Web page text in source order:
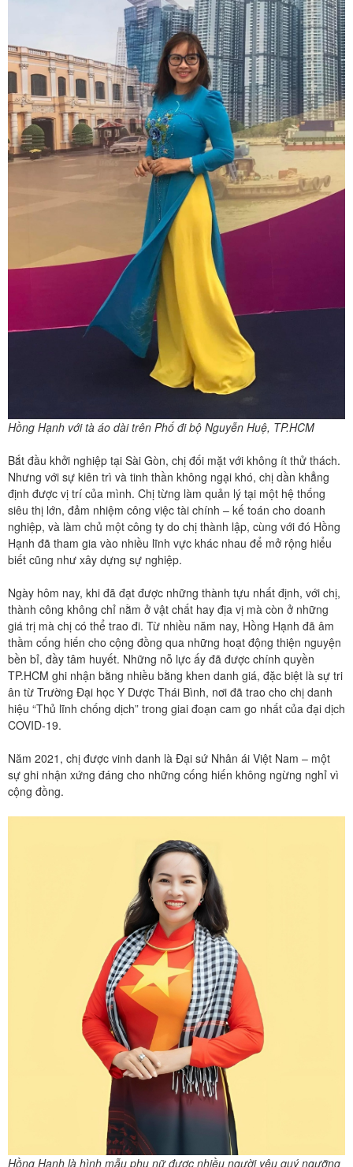
Hồng Hạnh với tà áo dài trên Phố đi bộ Nguyễn Huệ, TP.HCM
Bắt đầu khởi nghiệp tại Sài Gòn, chị đối mặt với không ít thử thách.
Nhưng với sự kiên trì và tinh thần không ngại khó, chị dần khẳng
định được vị trí của mình. Chị từng làm quản lý tại một hệ thống
siêu thị lớn, đảm nhiệm công việc tài chính – kế toán cho doanh
nghiệp, và làm chủ một công ty do chị thành lập, cùng với đó Hồng
Hạnh đã tham gia vào nhiều lĩnh vực khác nhau để mở rộng hiểu
biết cũng như xây dựng sự nghiệp.
Ngày hôm nay, khi đã đạt được những thành tựu nhất định, với chị,
thành công không chỉ nằm ở vật chất hay địa vị mà còn ở những
giá trị mà chị có thể trao đi. Từ nhiều năm nay, Hồng Hạnh đã âm
thầm cống hiến cho cộng đồng qua những hoạt động thiện nguyện
bền bỉ, đầy tâm huyết. Những nỗ lực ấy đã được chính quyền
TP.HCM ghi nhận bằng nhiều bằng khen danh giá, đặc biệt là sự tri
ân từ Trường Đại học Y Dược Thái Bình, nơi đã trao cho chị danh
hiệu “Thủ lĩnh chống dịch” trong giai đoạn cam go nhất của đại dịch
COVID-19.
Năm 2021, chị được vinh danh là Đại sứ Nhân ái Việt Nam – một
sự ghi nhận xứng đáng cho những cống hiến không ngừng nghỉ vì
cộng đồng.
Hồng Hạnh là hình mẫu phụ nữ được nhiều người yêu quý ngưỡng